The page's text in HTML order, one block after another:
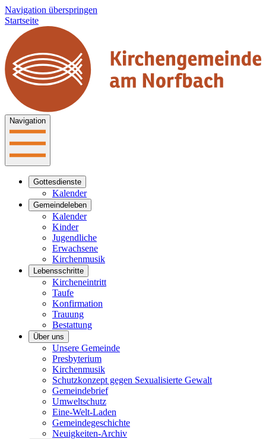
Navigation überspringen
Startseite
Navigation
Gottesdienste
Kalender
Gemeindeleben
Kalender
Kinder
Jugendliche
Erwachsene
Kirchenmusik
Lebensschritte
Kircheneintritt
Taufe
Konfirmation
Trauung
Bestattung
Über uns
Unsere Gemeinde
Presbyterium
Kirchenmusik
Schutzkonzept gegen Sexualisierte Gewalt
Gemeindebrief
Umweltschutz
Eine-Welt-Laden
Gemeindegeschichte
Neuigkeiten-Archiv